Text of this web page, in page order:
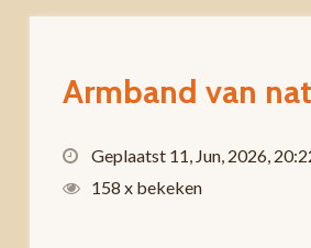
Armband van
Geplaatst 11, Jun, 2026,
158 x bekeken